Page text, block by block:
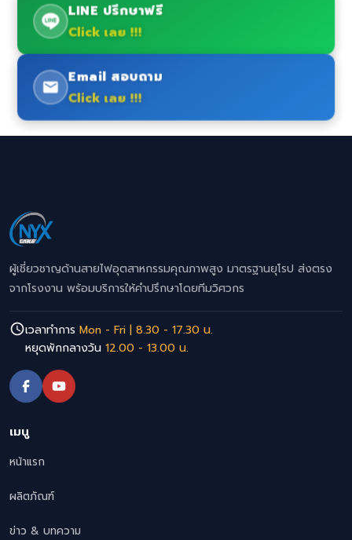
LINE ปรึกษาฟรี
Click เลย !!!
Email สอบถาม
Click เลย !!!
ผู้เชี่ยวชาญด้านสายไฟอุตสาหกรรมคุณภาพสูง มาตรฐานยุโรป ส่งตรง
จากโรงงาน พร้อมบริการให้คำปรึกษาโดยทีมวิศวกร
เวลาทำการ Mon - Fri | 8.30 - 17.30 น.
หยุดพักกลางวัน 12.00 - 13.00 น.
เมนู
หน้าแรก
ผลิตภัณฑ์
ข่าว & บทความ